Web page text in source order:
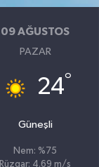
09 AĞUSTOS
PAZAR
24°
Güneşli
Nem: %75
Rüzgar: 4.69 m/s